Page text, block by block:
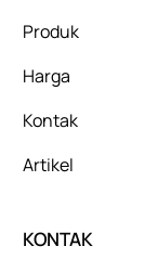
Produk
Harga
Kontak
Artikel
KONTAK